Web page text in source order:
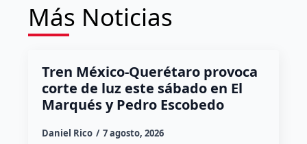
Más Noticias
Tren México-Querétaro provoca
corte de luz este sábado en El
Marqués y Pedro Escobedo
Daniel Rico 7 agosto, 2026